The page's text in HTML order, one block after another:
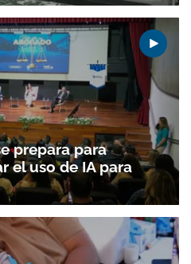
prepara para
el uso de IA para